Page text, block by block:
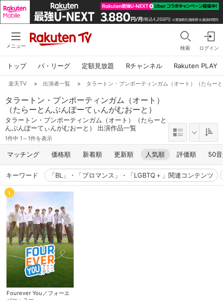
メニュー 検索 ログイン
トップ パ・リーグ 定額見放題 Rチャンネル Rakuten PLAY
楽天TV > 出演者一覧 > タラートン・プンポーティンガム（オート）（たらー
タラートン・プンポーティンガム（オート）
（たらーとんぷんぽーてぃんがむおーと）
タラートン・プンポーティンガム（オート）（たらーと
んぷんぽーてぃんがむおーと） 出演作品一覧
1件中 1～1件を表示
マッチング 価格順 新着順 更新順 人気順 評価順 50
キーワード 「BL」・「ブロマンス」・「LGBTQ＋」関連コンテンツ
1
Fourever You／フォーエ